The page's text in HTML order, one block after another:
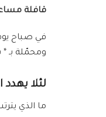
قافلة
في صباح
ومحمّلة بـ * سلة غذائية
لئلا يهدد
ما الذي